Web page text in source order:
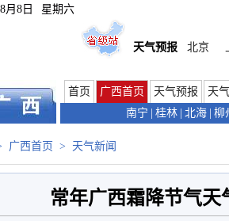
月8日 星期六
天气预报 北京
首页 广西首页 天气预报
天
南宁
桂林 北海 柳
广西首页 > 天气新闻
常年广西霜降节气天